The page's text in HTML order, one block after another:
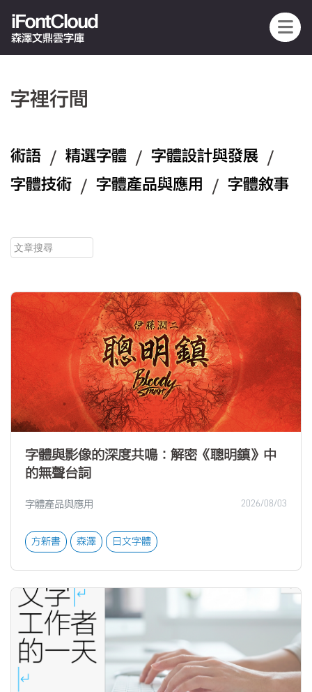
iFontCloud
森澤文鼎雲字庫
字裡行間
術語 / 精選字體 / 字體設計與發展 /
字體技術 / 字體產品與應用 / 字體敘事
字體與影像的深度共鳴：解密《聰明鎮》中
的無聲台詞
字體產品與應用 2026/08/03
方新書 森澤 日文字體